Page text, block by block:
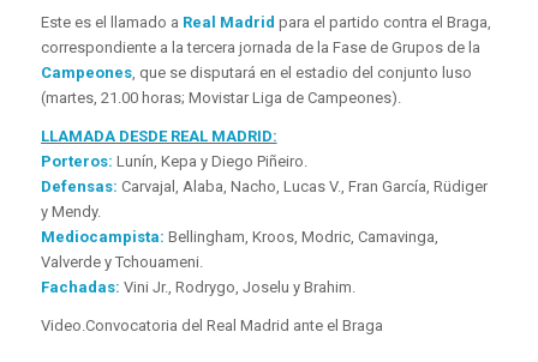
Este es el llamado a Real Madrid para el partido contra el Braga,
correspondiente a la tercera jornada de la Fase de Grupos de la
Campeones​, que se disputará en el estadio del conjunto luso
(martes, 21.00 horas; Movistar Liga de Campeones).
LLAMADA DESDE REAL MADRID:
Porteros: Lunín, Kepa y Diego Piñeiro.
Defensas: Carvajal, Alaba, Nacho, Lucas V., Fran García, Rüdiger
y Mendy.
Mediocampista: Bellingham, Kroos, Modric, Camavinga,
Valverde y Tchouameni.
Fachadas: Vini Jr., Rodrygo, Joselu y Brahim.
Video.Convocatoria del Real Madrid ante el Braga